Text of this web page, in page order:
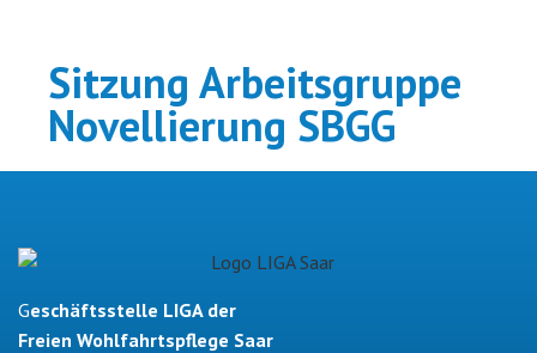
Sitzung Arbeitsgruppe
Novellierung SBGG
Geschäftsstelle LIGA der
Freien Wohlfahrtspflege Saar